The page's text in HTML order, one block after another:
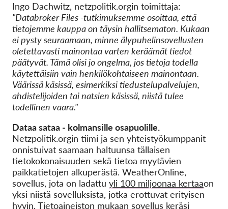
Ingo Dachwitz, netzpolitik.orgin toimittaja:
"Databroker Files -tutkimuksemme osoittaa, että
tietojemme kauppa on täysin hallitsematon. Kukaan
ei pysty seuraamaan, minne älypuhelinsovellusten
oletettavasti mainontaa varten keräämät tiedot
päätyvät. Tämä olisi jo ongelma, jos tietoja todella
käytettäisiin vain henkilökohtaiseen mainontaan.
Väärissä käsissä, esimerkiksi tiedustelupalvelujen,
ahdistelijoiden tai natsien käsissä, niistä tulee
todellinen vaara."
Dataa sataa - kolmansille osapuolille.
Netzpolitik.orgin tiimi ja sen yhteistyökumppanit
onnistuivat saamaan haltuunsa tällaisen
tietokokonaisuuden sekä tietoa myytävien
paikkatietojen alkuperästä. WeatherOnline,
sovellus, jota on ladattu yli 100 miljoonaa kertaaon
yksi niistä sovelluksista, jotka erottuvat erityisen
hyvin. Tietoaineiston mukaan sovellus keräsi